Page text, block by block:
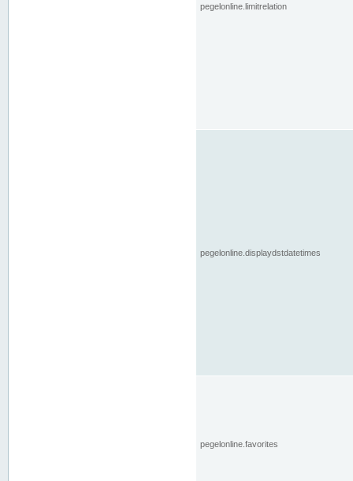
pegelonline.limitrelation
pegelonline.displaydstdatetimes
pegelonline.favorites